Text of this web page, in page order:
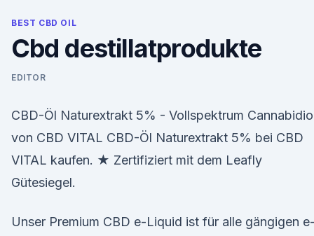
BEST CBD OIL
Cbd destillatprodukte
EDITOR
CBD-Öl Naturextrakt 5% - Vollspektrum
von CBD VITAL CBD-Öl Naturextrakt 5% bei CBD
VITAL kaufen. ★ Zertifiziert mit dem Leafly
Gütesiegel.
Unser Premium CBD e-Liquid ist für alle gängigen e-